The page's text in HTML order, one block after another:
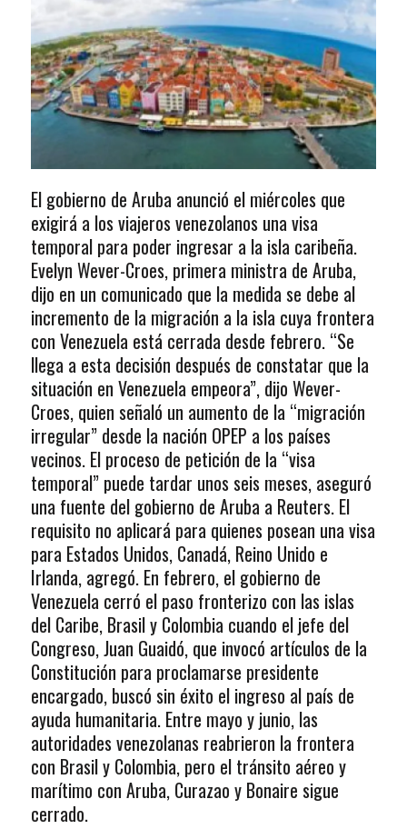
El gobierno de Aruba anunció el miércoles que
exigirá a los viajeros venezolanos una visa
temporal para poder ingresar a la isla caribeña.
Evelyn Wever-Croes, primera ministra de Aruba,
dijo en un comunicado que la medida se debe al
incremento de la migración a la isla cuya frontera
con Venezuela está cerrada desde febrero. “Se
llega a esta decisión después de constatar que la
situación en Venezuela empeora”, dijo Wever-
Croes, quien señaló un aumento de la “migración
irregular” desde la nación OPEP a los países
vecinos. El proceso de petición de la “visa
temporal” puede tardar unos seis meses, aseguró
una fuente del gobierno de Aruba a Reuters. El
requisito no aplicará para quienes posean una visa
para Estados Unidos, Canadá, Reino Unido e
Irlanda, agregó. En febrero, el gobierno de
Venezuela cerró el paso fronterizo con las islas
del Caribe, Brasil y Colombia cuando el jefe del
Congreso, Juan Guaidó, que invocó artículos de la
Constitución para proclamarse presidente
encargado, buscó sin éxito el ingreso al país de
ayuda humanitaria. Entre mayo y junio, las
autoridades venezolanas reabrieron la frontera
con Brasil y Colombia, pero el tránsito aéreo y
marítimo con Aruba, Curazao y Bonaire sigue
cerrado.